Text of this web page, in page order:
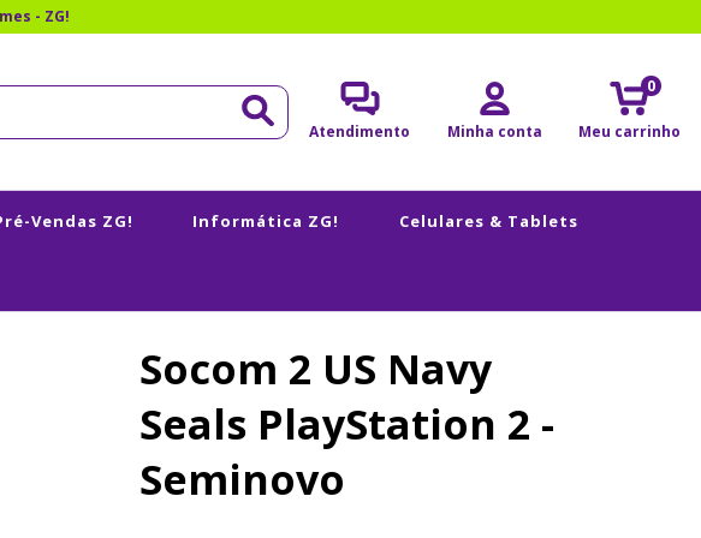
- ZG!
Atendimento Minha conta Meu carrinho
0
Vendas ZG! Informática ZG! Celulares & Tablets
Socom 2 US Navy
Seals PlayStation 2 -
Seminovo